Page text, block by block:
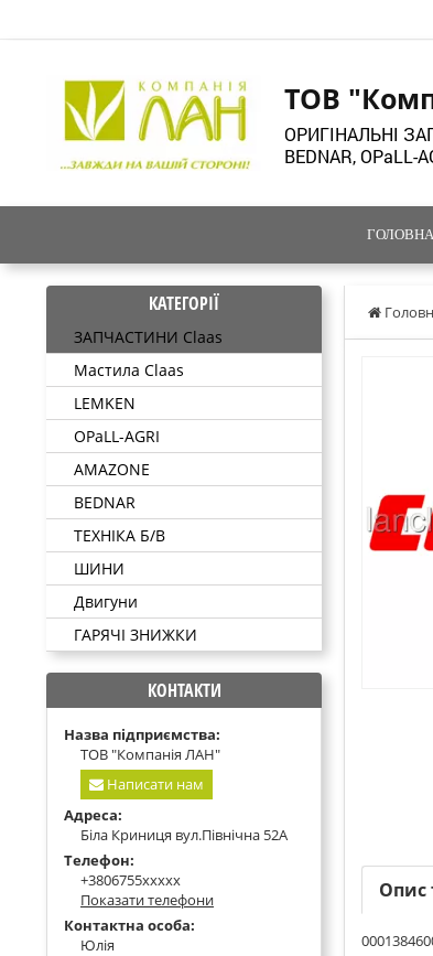
ТОВ
ОРИГІНАЛЬНІ
BEDNAR, OPaLL-
Опис
КАТЕГОРІЇ
ЗАПЧАСТИНИ Claas
Мастила Claas
LEMKEN
OPaLL-AGRI
AMAZONE
BEDNAR
ТЕХНІКА Б/В
ШИНИ
Двигуни
ГАРЯЧІ ЗНИЖКИ
КОНТАКТИ
Назва підприємства:
ТОВ "Компанія ЛАН"
Написати нам
Адреса:
Біла Криниця вул.Північна 52А
Телефон:
+3806755xxxxx
Показати телефони
Контактна особа:
Юлія